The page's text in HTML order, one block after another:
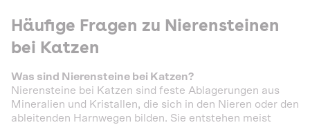
Häufige Fragen zu Nierensteinen
bei Katzen
Was sind Nierensteine bei Katzen?
Nierensteine bei Katzen sind feste Ablagerungen aus
Mineralien und Kristallen, die sich in den Nieren oder den
ableitenden Harnwegen bilden. Sie entstehen meist